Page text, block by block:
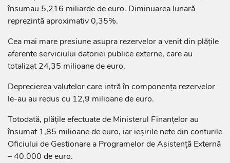
însumau 5,216 miliarde de euro. Diminuarea lunară
reprezintă aproximativ 0,35%.
Cea mai mare presiune asupra rezervelor a venit din plățile
aferente serviciului datoriei publice externe, care au
totalizat 24,35 milioane de euro.
Deprecierea valutelor care intră în componența rezervelor
le-au au redus cu 12,9 milioane de euro.
Totodată, plățile efectuate de Ministerul Finanțelor au
însumat 1,85 milioane de euro, iar ieșirile nete din conturile
Oficiului de Gestionare a Programelor de Asistență Externă
– 40.000 de euro.